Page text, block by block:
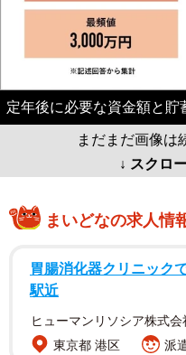
定年後に必要な資金額と貯
まだまだ画像は
↓ スクロ
まいどなの求人情
胃腸消化器クリニック
駅近
ヒューマンリソシア株式会
東京都 港区
派